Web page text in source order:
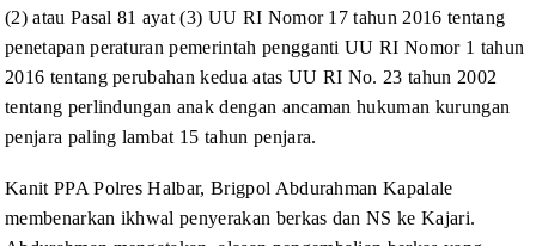
(2) atau Pasal 81 ayat (3) UU RI Nomor 17 tahun 2016 tentang
penetapan peraturan pemerintah pengganti UU RI Nomor 1 tahun
2016 tentang perubahan kedua atas UU RI No. 23 tahun 2002
tentang perlindungan anak dengan ancaman hukuman kurungan
penjara paling lambat 15 tahun penjara.
Kanit PPA Polres Halbar, Brigpol Abdurahman Kapalale
membenarkan ikhwal penyerakan berkas dan NS ke Kajari.